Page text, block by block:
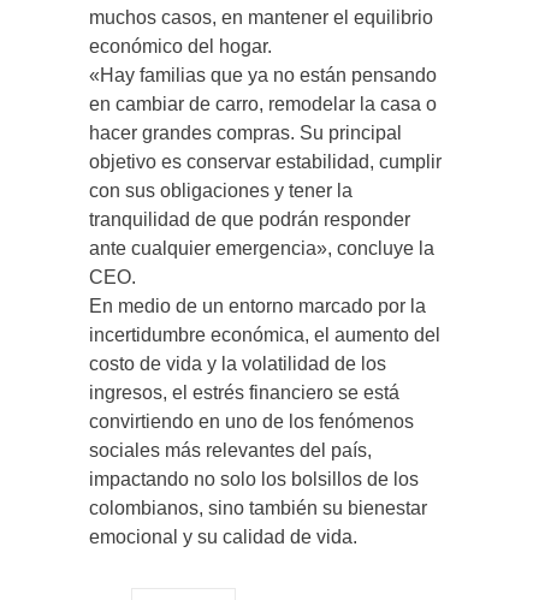
muchos casos, en mantener el equilibrio
económico del hogar.
«Hay familias que ya no están pensando
en cambiar de carro, remodelar la casa o
hacer grandes compras. Su principal
objetivo es conservar estabilidad, cumplir
con sus obligaciones y tener la
tranquilidad de que podrán responder
ante cualquier emergencia», concluye la
CEO.
En medio de un entorno marcado por la
incertidumbre económica, el aumento del
costo de vida y la volatilidad de los
ingresos, el estrés financiero se está
convirtiendo en uno de los fenómenos
sociales más relevantes del país,
impactando no solo los bolsillos de los
colombianos, sino también su bienestar
emocional y su calidad de vida.